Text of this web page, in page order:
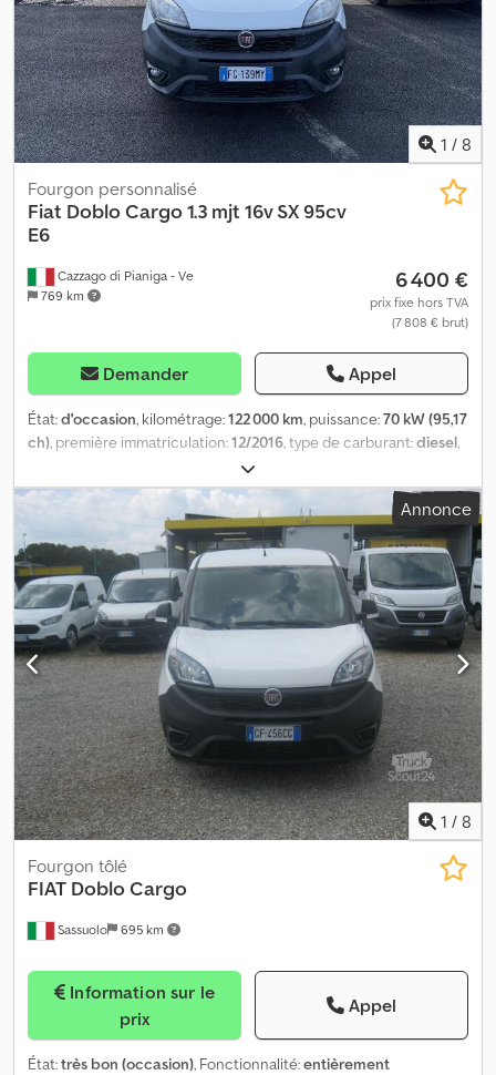
1 / 8
Cazzago di Pianiga - Ve
769 km
Fourgon personnalisé
Fiat Doblo Cargo 1.3 mjt 16v SX 95cv
E6
6 400 €
prix fixe hors TVA
(7 808 € brut)
Demander Appel
État:d'occasion, kilométrage:122 000 km, puissance:70 kW (95,17
ch), première immatriculation:12/2016, type de carburant:diesel,
blanc
mécanique, Poids total admissible : 2 070 kg Credjzp Sz Nspfx
Annonce
1 / 8
Sassuolo 695 km
Fourgon tôlé
FIAT Doblo Cargo
prix
Appel
État:très bon (occasion), Fonctionnalité:entièrement